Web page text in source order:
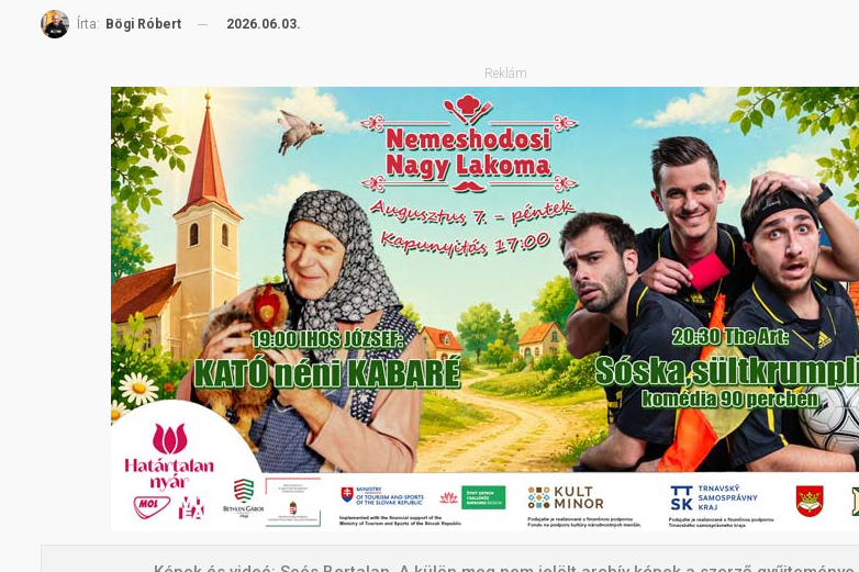
Írta: Bögi Róbert 2026.06.03.
Reklám